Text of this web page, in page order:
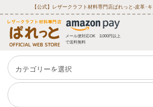
【公式】レザークラフト材料専門店ぱれっと‐皮革･
メール便対応OK 3,000円以上
で送料無料